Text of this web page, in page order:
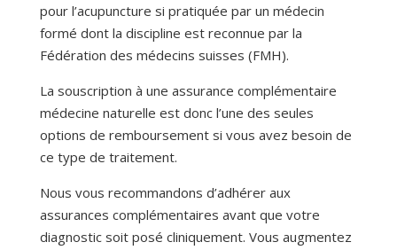
pour l’acupuncture si pratiquée par un médecin
formé dont la discipline est reconnue par la
Fédération des médecins suisses (FMH).
La souscription à une assurance complémentaire
médecine naturelle est donc l’une des seules
options de remboursement si vous avez besoin de
ce type de traitement.
Nous vous recommandons d’adhérer aux
assurances complémentaires avant que votre
diagnostic soit posé cliniquement. Vous augmentez